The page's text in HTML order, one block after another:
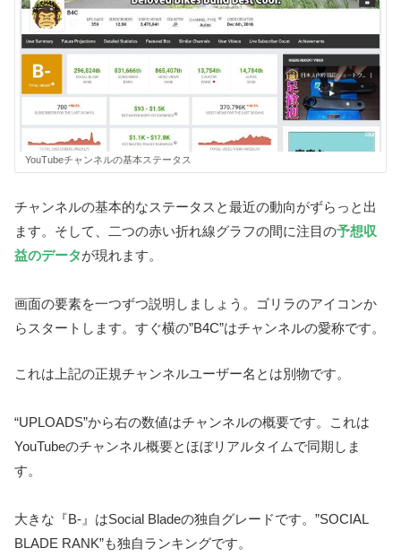
YouTubeチャンネルの基本ステータス
チャンネルの基本的なステータスと最近の動向がずらっと出
ます。そして、二つの赤い折れ線グラフの間に注目の予想収
益のデータが現れます。
画面の要素を一つずつ説明しましょう。ゴリラのアイコンか
らスタートします。すぐ横の”B4C”はチャンネルの愛称です。
これは上記の正規チャンネルユーザー名とは別物です。
“UPLOADS”から右の数値はチャンネルの概要です。これは
YouTubeのチャンネル概要とほぼリアルタイムで同期しま
す。
大きな『B-』はSocial Bladeの独自グレードです。”SOCIAL
BLADE RANK”も独自ランキングです。